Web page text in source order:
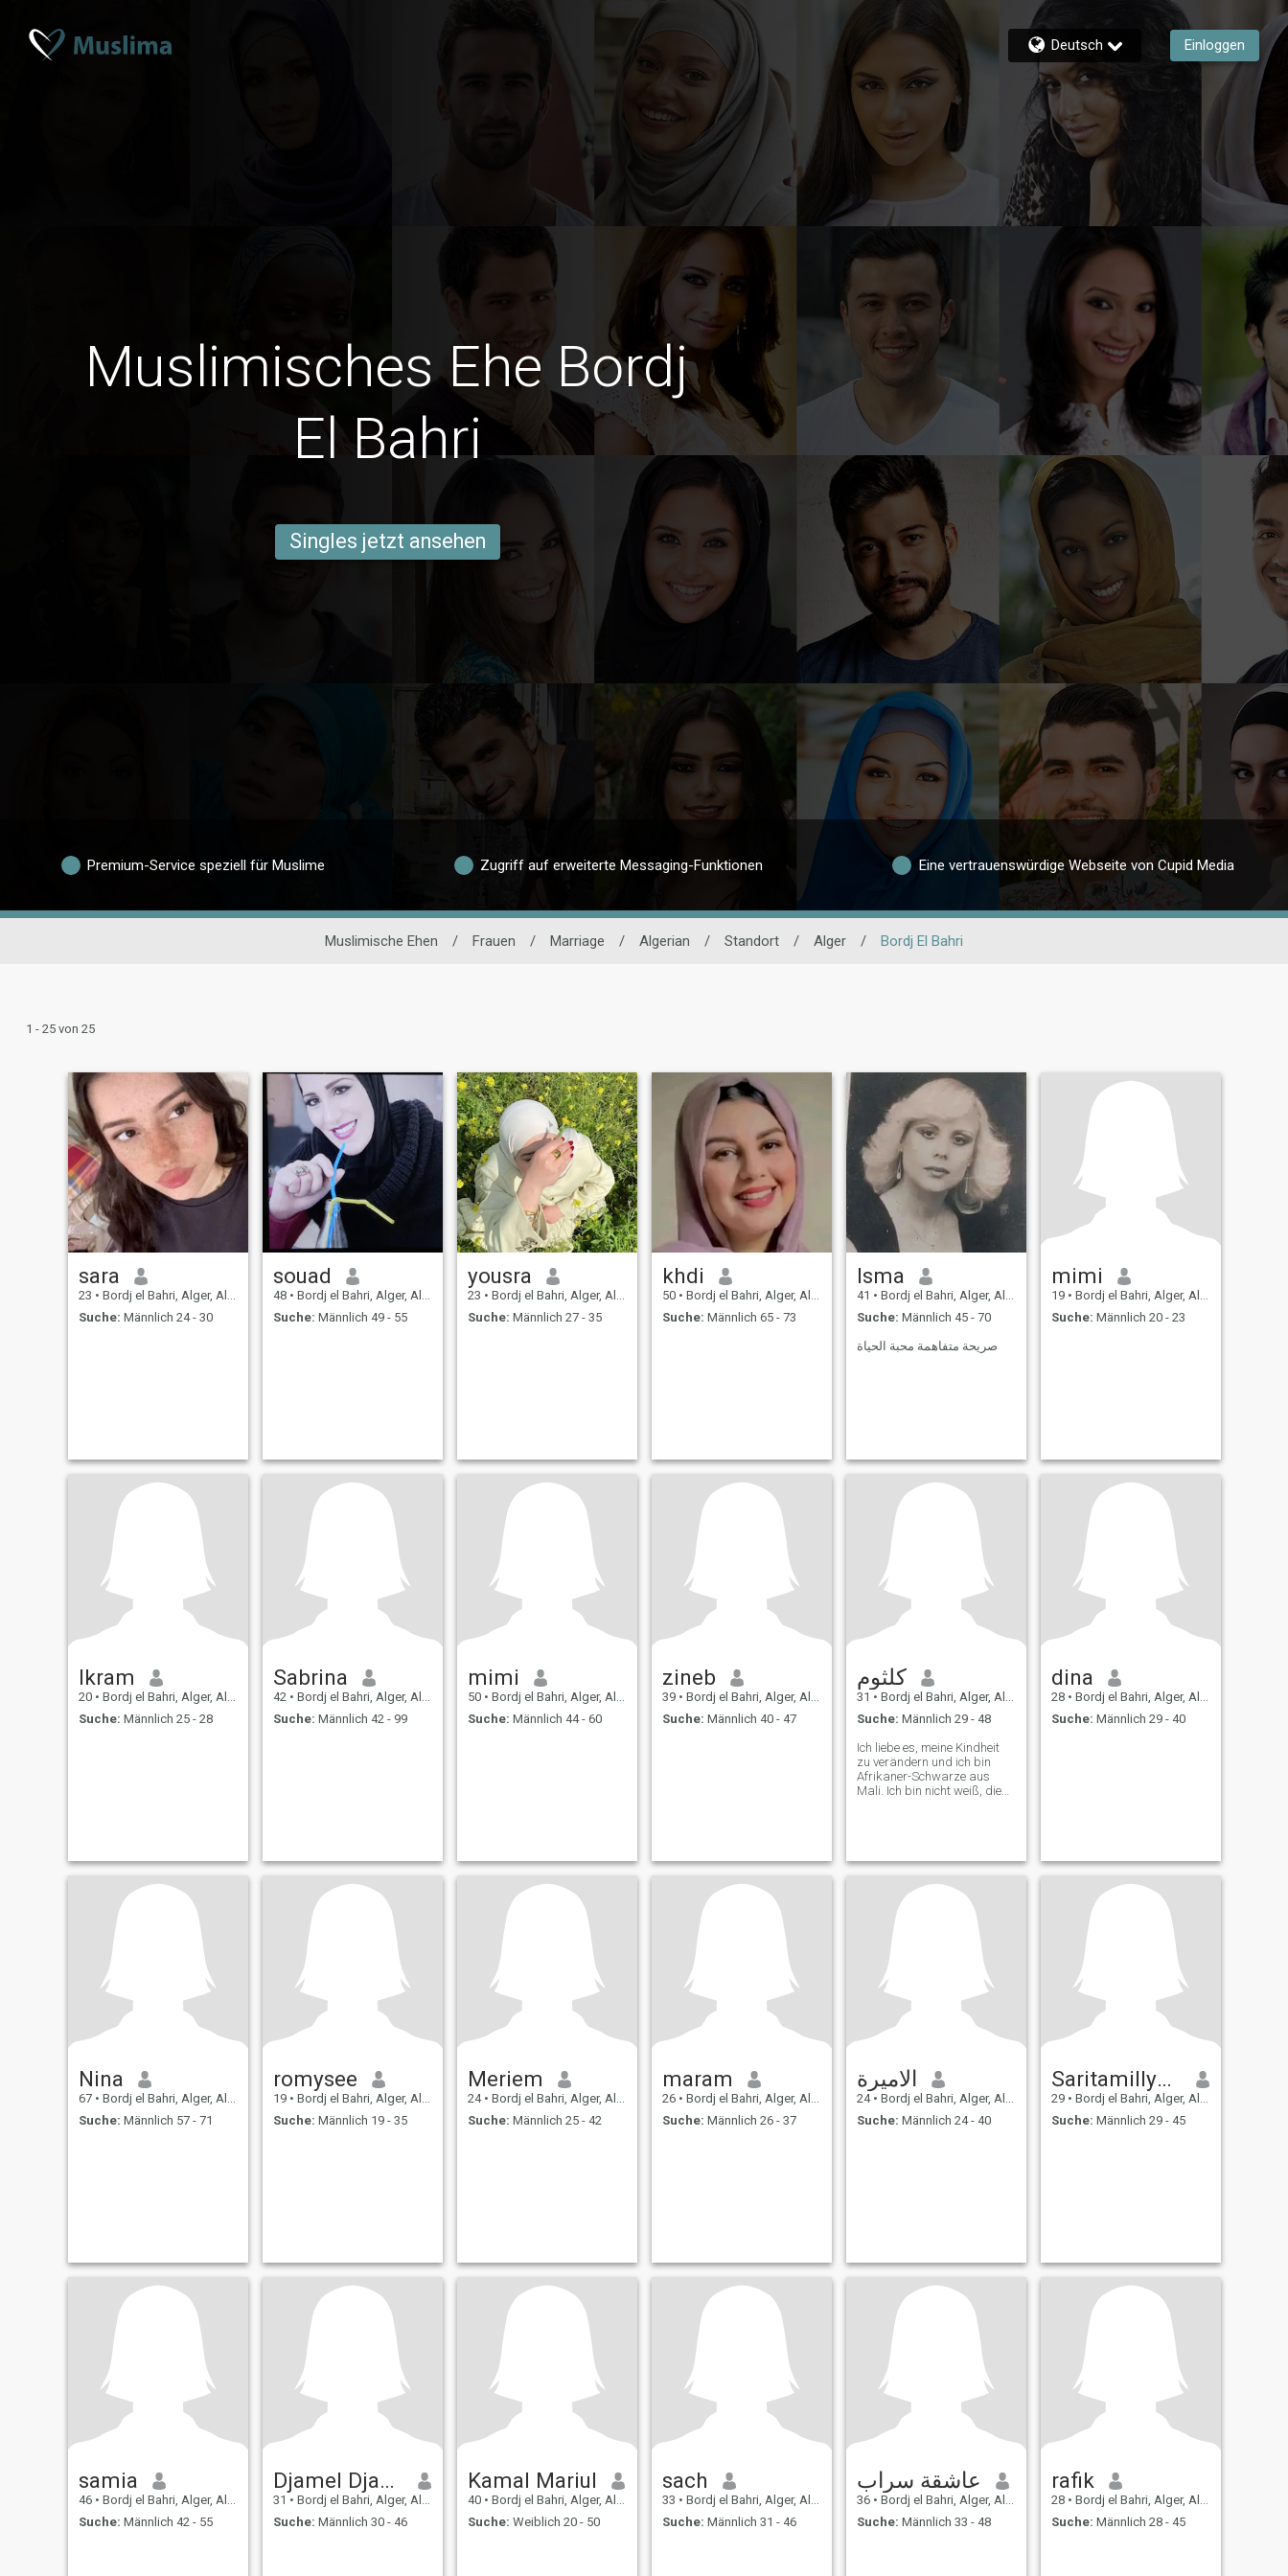
Deutsch Einloggen
Muslimisches Ehe Bordj
El Bahri
Singles jetzt ansehen
Premium-Service speziell für Muslime Zugriff auf erweiterte Messaging-Funktionen Eine vertrauenswürdige Webseite von Cupid Media
Muslimische Ehen / Frauen / Marriage / Algerian / Standort / Alger / Bordj El Bahri
1 - 25 von 25
sara
23 • Bordj el Bahri, Alger, Algerien
Suche: Männlich 24 - 30
souad
48 • Bordj el Bahri, Alger, Algerien
Suche: Männlich 49 - 55
yousra
23 • Bordj el Bahri, Alger, Algerien
Suche: Männlich 27 - 35
‏khdi
50 • Bordj el Bahri, Alger, Algerien
Suche: Männlich 65 - 73
Isma
41 • Bordj el Bahri, Alger, Algerien
Suche: Männlich 45 - 70
صريحة متفاهمة محبة الحياة
mimi
19 • Bordj el Bahri, Alger, Algerien
Suche: Männlich 20 - 23
Ikram
20 • Bordj el Bahri, Alger, Algerien
Suche: Männlich 25 - 28
Sabrina
42 • Bordj el Bahri, Alger, Algerien
Suche: Männlich 42 - 99
mimi
50 • Bordj el Bahri, Alger, Algerien
Suche: Männlich 44 - 60
zineb
39 • Bordj el Bahri, Alger, Algerien
Suche: Männlich 40 - 47
كلثوم
31 • Bordj el Bahri, Alger, Algerien
Suche: Männlich 29 - 48
Ich liebe es, meine Kindheit
zu verändern und ich bin
Afrikaner-Schwarze aus
Mali. Ich bin nicht weiß, die
dina
28 • Bordj el Bahri, Alger, Algerien
Suche: Männlich 29 - 40
Nina
67 • Bordj el Bahri, Alger, Algerien
Suche: Männlich 57 - 71
romysee
19 • Bordj el Bahri, Alger, Algerien
Suche: Männlich 19 - 35
Meriem
24 • Bordj el Bahri, Alger, Algerien
Suche: Männlich 25 - 42
maram
26 • Bordj el Bahri, Alger, Algerien
Suche: Männlich 26 - 37
الاميرة
24 • Bordj el Bahri, Alger, Algerien
Suche: Männlich 24 - 40
Saritamillymiral
29 • Bordj el Bahri, Alger, Algerien
Suche: Männlich 29 - 45
samia
46 • Bordj el Bahri, Alger, Algerien
Suche: Männlich 42 - 55
Djamel Djamel
31 • Bordj el Bahri, Alger, Algerien
Suche: Männlich 30 - 46
Kamal Mariul
40 • Bordj el Bahri, Alger, Algerien
Suche: Weiblich 20 - 50
sach
33 • Bordj el Bahri, Alger, Algerien
Suche: Männlich 31 - 46
عاشقة سراب
36 • Bordj el Bahri, Alger, Algerien
Suche: Männlich 33 - 48
rafik
28 • Bordj el Bahri, Alger, Algerien
Suche: Männlich 28 - 45